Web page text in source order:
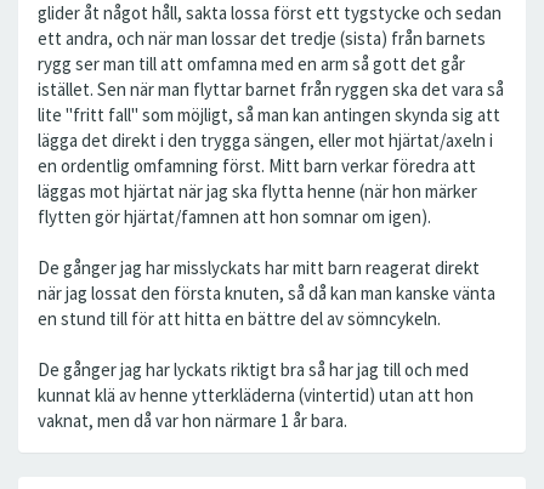
glider åt något håll, sakta lossa först ett tygstycke och sedan
ett andra, och när man lossar det tredje (sista) från barnets
rygg ser man till att omfamna med en arm så gott det går
istället. Sen när man flyttar barnet från ryggen ska det vara så
lite "fritt fall" som möjligt, så man kan antingen skynda sig att
lägga det direkt i den trygga sängen, eller mot hjärtat/axeln i
en ordentlig omfamning först. Mitt barn verkar föredra att
läggas mot hjärtat när jag ska flytta henne (när hon märker
flytten gör hjärtat/famnen att hon somnar om igen).
De gånger jag har misslyckats har mitt barn reagerat direkt
när jag lossat den första knuten, så då kan man kanske vänta
en stund till för att hitta en bättre del av sömncykeln.
De gånger jag har lyckats riktigt bra så har jag till och med
kunnat klä av henne ytterkläderna (vintertid) utan att hon
vaknat, men då var hon närmare 1 år bara.